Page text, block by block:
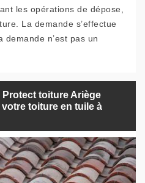
les opérations de dépose,
La demande s’effectue
n’est pas un
Protect toiture Ariège
toiture en tuile à